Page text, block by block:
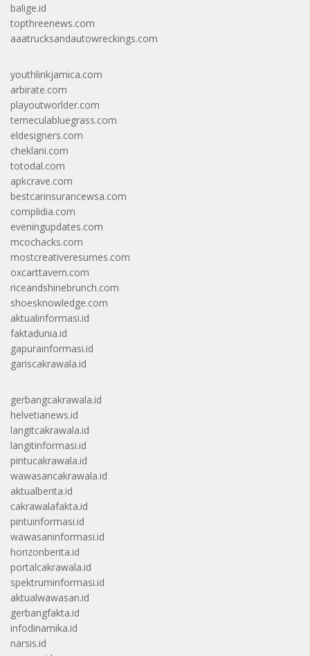
balige.id
topthreenews.com
aaatrucksandautowreckings.com
youthlinkjamica.com
arbirate.com
playoutworlder.com
temeculabluegrass.com
eldesigners.com
cheklani.com
totodal.com
apkcrave.com
bestcarinsurancewsa.com
complidia.com
eveningupdates.com
mcochacks.com
mostcreativeresumes.com
oxcarttavern.com
riceandshinebrunch.com
shoesknowledge.com
aktualinformasi.id
faktadunia.id
gapurainformasi.id
gariscakrawala.id
gerbangcakrawala.id
helvetianews.id
langitcakrawala.id
langitinformasi.id
pintucakrawala.id
wawasancakrawala.id
aktualberita.id
cakrawalafakta.id
pintuinformasi.id
wawasaninformasi.id
horizonberita.id
portalcakrawala.id
spektruminformasi.id
aktualwawasan.id
gerbangfakta.id
infodinamika.id
narsis.id